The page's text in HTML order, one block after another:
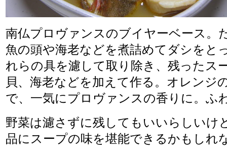
南仏プロヴァンスのブイヤーベース。
魚の頭や海老などを煮詰めてダシをと
れらの具を濾して取り除き、残ったス
貝、海老などを加えて作る。オレンジ
で、一気にプロヴァンスの香りに。ふ
野菜は濾さずに残してもいいらしいけ
品にスープの味を堪能できるかもしれ